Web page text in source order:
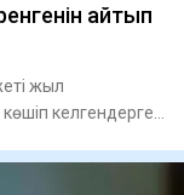
айтып
жыл
келгендерге